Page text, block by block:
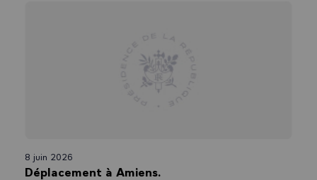
8 juin 2026
Déplacement à Amiens.